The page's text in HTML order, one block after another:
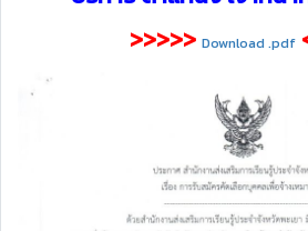
>>>>> Download .pdf